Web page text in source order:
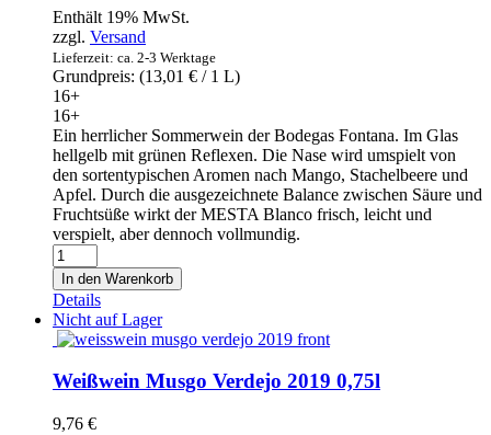
Enthält 19% MwSt.
zzgl. Versand
Lieferzeit: ca. 2-3 Werktage
Grundpreis: (13,01 € / 1 L)
16+
16+
Ein herrlicher Sommerwein der Bodegas Fontana. Im Glas
hellgelb mit grünen Reflexen. Die Nase wird umspielt von
den sortentypischen Aromen nach Mango, Stachelbeere und
Apfel. Durch die ausgezeichnete Balance zwischen Säure und
Fruchtsüße wirkt der MESTA Blanco frisch, leicht und
verspielt, aber dennoch vollmundig.
Weißwein
Mesta
2019
Verdejo
0,75l
Menge
In den Warenkorb
Details
Nicht auf Lager
Weißwein Musgo Verdejo 2019 0,75l
9,76 €